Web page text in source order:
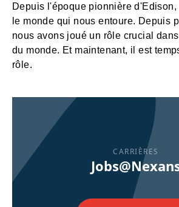
Depuis l'époque pionnière
le monde qui nous entoure. Depuis
nous avons joué un rôle crucial
du monde. Et maintenant, il est
rôle.
CARRIÈRES